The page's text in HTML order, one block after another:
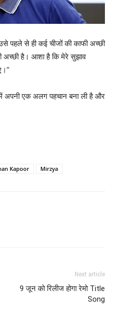
पहले से ही कई चीजों की काफी अच्छी
है। आशा है कि मेरे सुझाव
अपनी एक अलग पहचान बना ली है और
Kapoor Mirzya
Next article
9 जून को रिलीज होगा रेमो Title
Song